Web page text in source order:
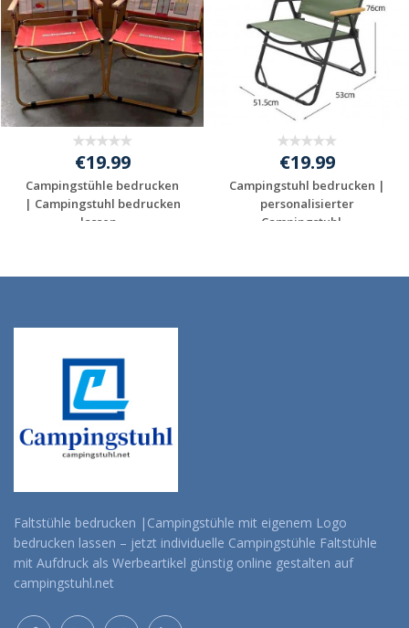
€19.99
Campingstühle bedrucken
| Campingstuhl bedrucken
lassen...
€19.99
Campingstuhl bedrucken |
personalisierter
Campingstuhl ...
Faltstühle bedrucken |Campingstühle mit eigenem Logo
bedrucken lassen – jetzt individuelle Campingstühle Faltstühle
mit Aufdruck als Werbeartikel günstig online gestalten auf
campingstuhl.net